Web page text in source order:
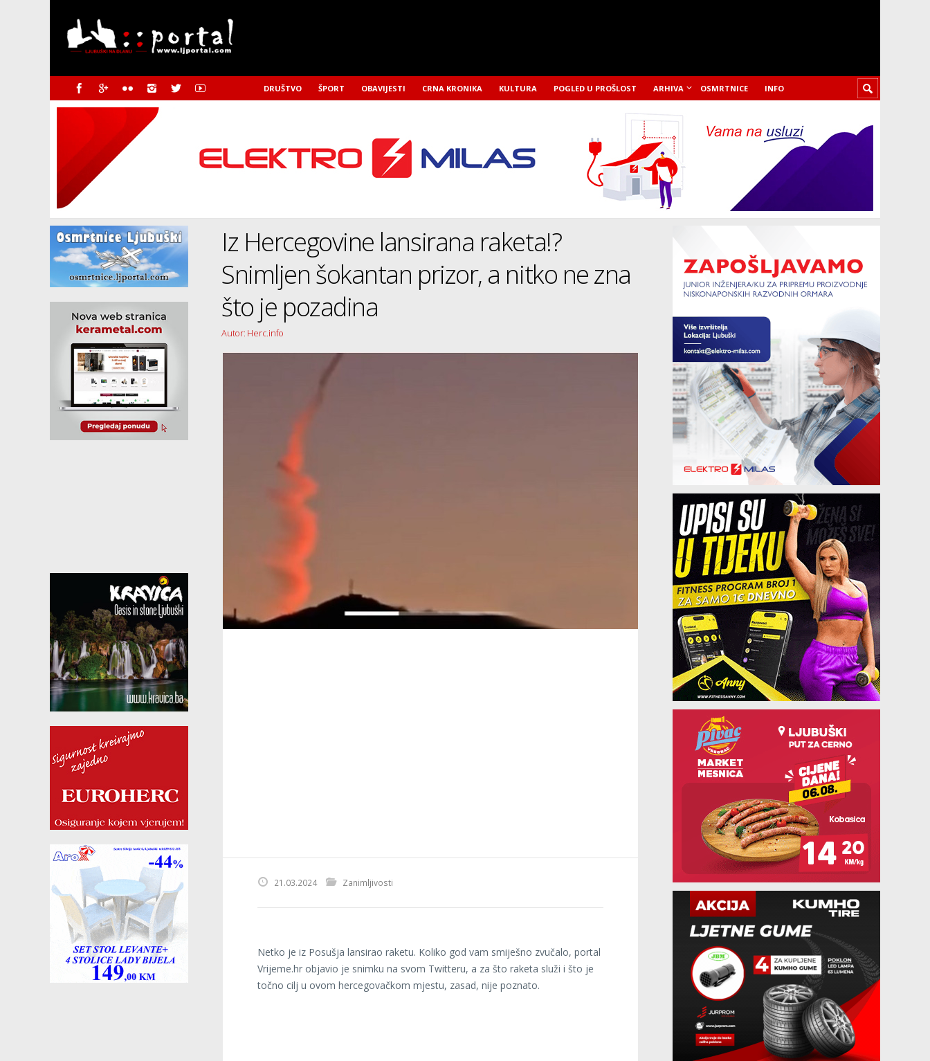
DRUŠTVO ŠPORT OBAVIJESTI CRNA KRONIKA KULTURA POGLED U PROŠLOST ARHIVA OSMRTNICE INFO
Iz Hercegovine lansirana raketa!?
Snimljen šokantan prizor, a nitko ne zna
što je pozadina
Autor: Herc.info
21.03.2024 Zanimljivosti
Netko je iz Posušja lansirao raketu. Koliko god vam smiješno zvučalo, portal
Vrijeme.hr objavio je snimku na svom Twitteru, a za što raketa služi i što je
točno cilj u ovom hercegovačkom mjestu, zasad, nije poznato.